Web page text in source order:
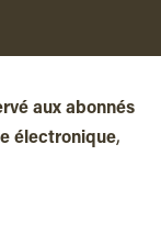
aux abonnés
électronique,